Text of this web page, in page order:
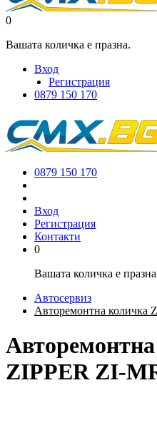
0
Вашата количка е празна.
Вход
Регистрация
0879 150 170
0879 150 170
Вход
Регистрация
Контакти
0
Вашата количка е
Автосервиз
Авторемонтна количка
ZIPPER ZI-